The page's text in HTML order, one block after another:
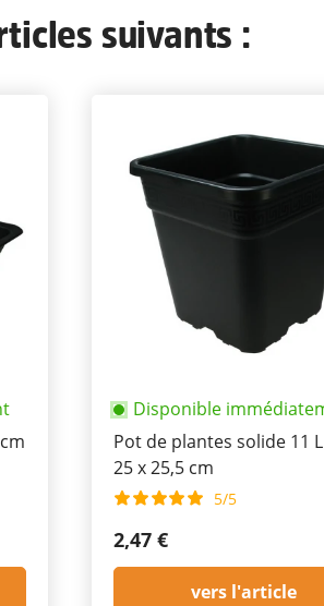
suivants :
Disponible
Pot de plantes solide 11
25 x 25,5 cm
5/5
2,47 €
vers l'article